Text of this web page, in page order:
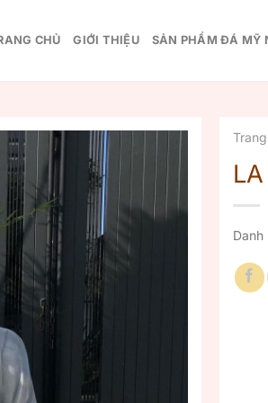
CHỦ GIỚI THIỆU SẢN PHẨM ĐÁ MỸ
Danh